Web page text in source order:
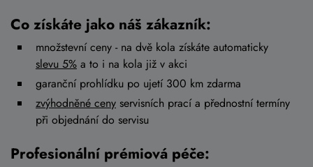
Co získáte jako náš zákazník:
množstevní ceny - na dvě kola získáte automaticky
slevu 5% a to i na kola již v akci
garanční prohlídku po ujetí 300 km zdarma
zvýhodněné ceny servisních prací a přednostní termíny
při objednání do servisu
Profesionální prémiová péče: